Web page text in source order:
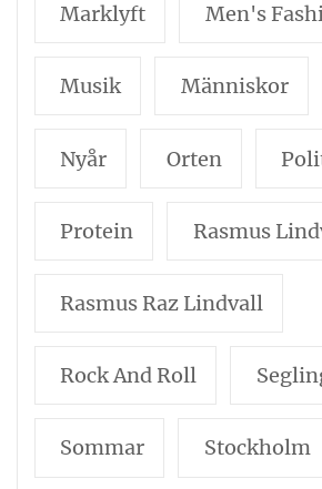
Marklyft Men's
Musik Människor
Nyår Orten
Protein Rasmus
Rasmus Raz Lindvall
Rock And Roll
Sommar Stockholm